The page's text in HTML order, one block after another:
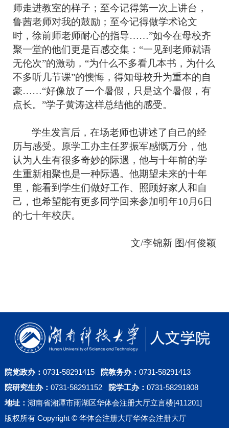
师走进教室的样子；至今记得第一次上讲台，
鲁茜老师对我的鼓励；至今记得做学术论文
时，徐前师老师耐心的指导……”如今在母校齐
聚一堂的他们更是百感交集：“一见到老师就语
无伦次”的激动，“为什么不多看几本书，为什么
不多听几节课”的懊悔，得知母校升为重本的自
豪……“好像放了一个暑假，只是这个暑假，有
点长。”学子黄涛这样总结他的感受。
学生发言后，在场老师也讲述了自己的经
历与感受。原学工办主任罗振军感慨万分，他
认为人生有很多奇妙的际遇，他与十年前的学
生重新相聚也是一种际遇。他期望未来的十年
里，能看到学生们做好工作、照顾好家人和自
己，也希望能有更多同学回来参加明年10月6日
的七十年校庆。
文/李锦新 图/何俊颖
院党政办： 0731-58291415 院教务办： 0731-58291413
院研究生办： 0731-58291152 院学工办： 0731-58291808
地址： 湖南省湘潭市雨湖区华体会注册大厅立言楼[411201]
版权所有 Copyright © 华体会注册大厅华体会注册大厅